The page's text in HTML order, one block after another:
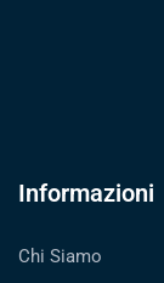
Informazioni
Chi Siamo